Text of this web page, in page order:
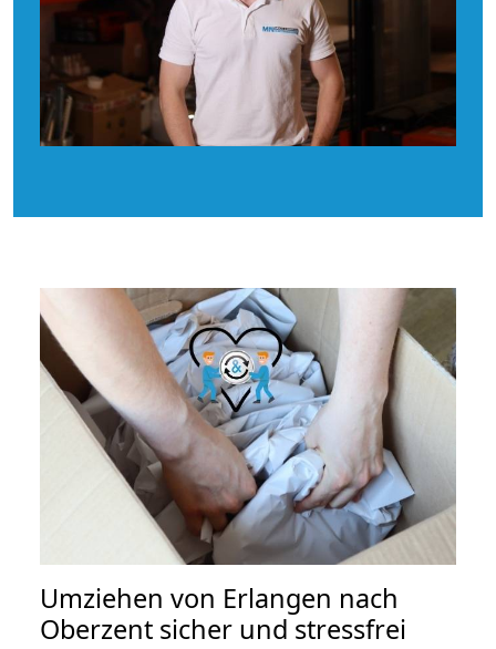
Umziehen von Erlangen nach
Oberzent sicher und stressfrei